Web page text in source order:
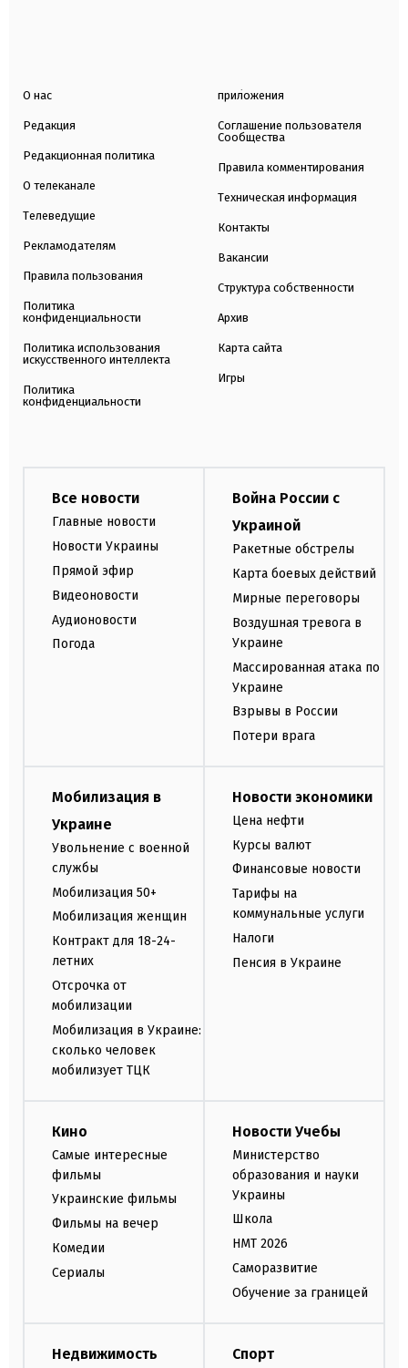
О нас
Редакция
Редакционная политика
О телеканале
Телеведущие
Рекламодателям
Правила пользования
Политика
конфиденциальности
Политика использования
искусственного интеллекта
Политика
конфиденциальности
приложения
Соглашение пользователя
Сообщества
Правила комментирования
Техническая информация
Контакты
Вакансии
Структура собственности
Архив
Карта сайта
Игры
Все новости
Главные новости
Новости Украины
Прямой эфир
Видеоновости
Аудионовости
Погода
Война России с
Украиной
Ракетные обстрелы
Карта боевых действий
Мирные переговоры
Воздушная тревога в
Украине
Массированная атака по
Украине
Взрывы в России
Потери врага
Мобилизация в
Украине
Увольнение с военной
службы
Мобилизация 50+
Мобилизация женщин
Контракт для 18-24-
летних
Отсрочка от
мобилизации
Мобилизация в Украине:
сколько человек
мобилизует ТЦК
Новости экономики
Цена нефти
Курсы валют
Финансовые новости
Тарифы на
коммунальные услуги
Налоги
Пенсия в Украине
Кино
Самые интересные
фильмы
Украинские фильмы
Фильмы на вечер
Комедии
Сериалы
Новости Учебы
Министерство
образования и науки
Украины
Школа
НМТ 2026
Саморазвитие
Обучение за границей
Недвижимость Спорт